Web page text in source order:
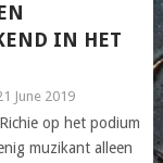
IN HET
June 2019
op het podium
muzikant alleen